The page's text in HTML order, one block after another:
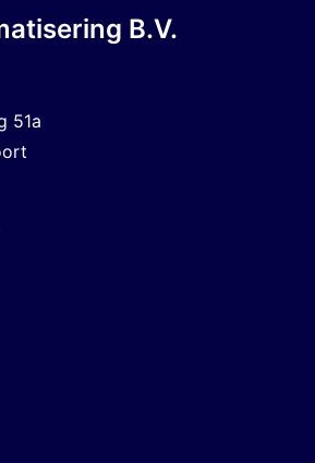
B.V.
51a